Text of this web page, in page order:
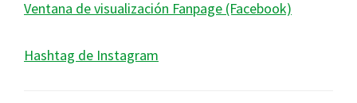
Ventana de visualización Fanpage (Facebook)
Hashtag de Instagram